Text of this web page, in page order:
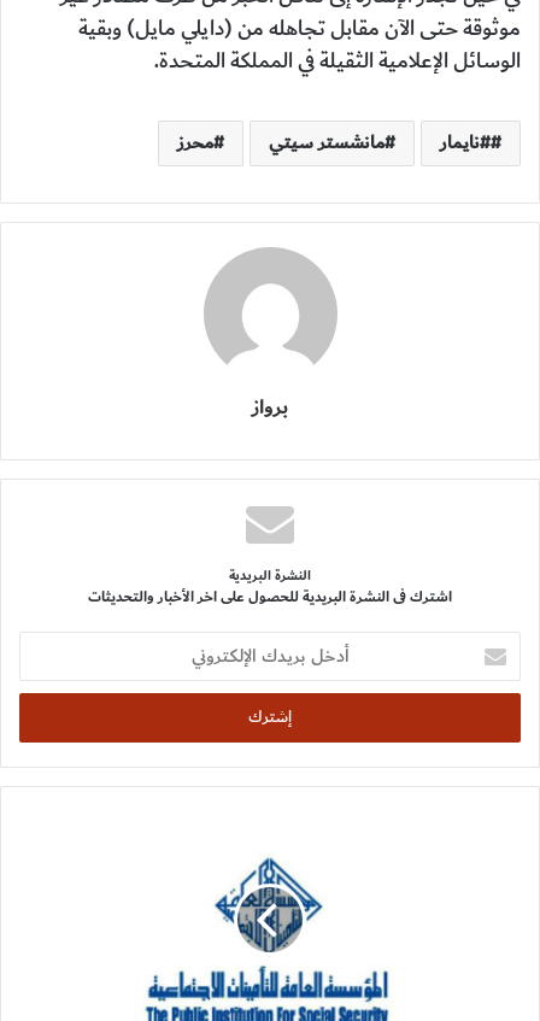
موثوقة حتى الآن مقابل تجاهله من (دايلي مايل) وبقية
الوسائل الإعلامية الثقيلة في المملكة المتحدة.
#نايمار مانشستر سيتي محرز
برواز
النشرة البريدية
اشترك فى النشرة البريدية للحصول على اخر الأخبار والتحديثات
أدخل
بريدك
الإلكتروني